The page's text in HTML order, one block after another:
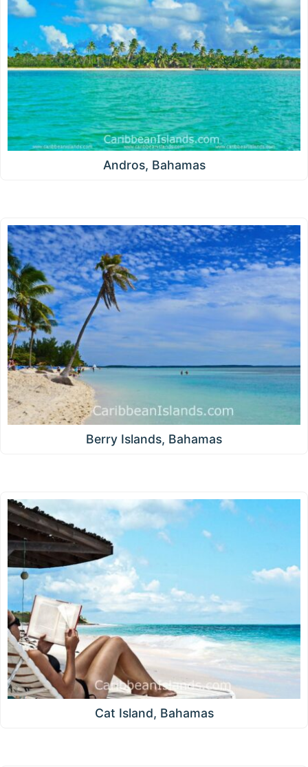
Andros, Bahamas
Berry Islands, Bahamas
Cat Island, Bahamas